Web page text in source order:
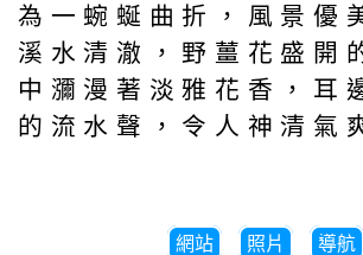
為一蜿蜒曲折，風景優
溪水清澈，野薑花盛開
中瀰漫著淡雅花香，耳
的流水聲，令人神清氣
網站 照片 導航